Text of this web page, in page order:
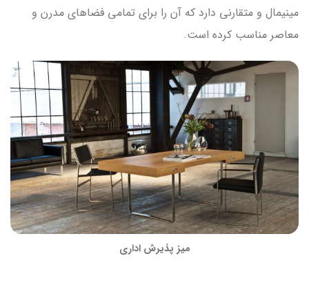
مینیمال و متقارنی دارد که آن را برای تمامی فضاهای مدرن و
معاصر مناسب کرده است.
میز پذیرش اداری